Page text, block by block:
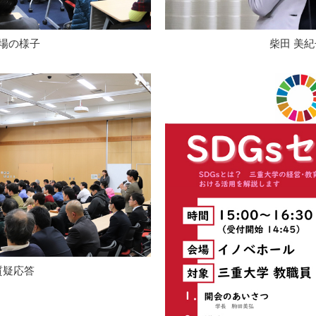
の様子 柴田 美
疑応答